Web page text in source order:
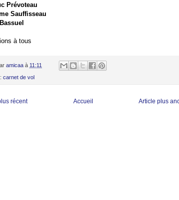
Prévoteau
Sauffisseau
à tous
amicaa à 11:11
carnet de vol
récent Article plus
Accueil